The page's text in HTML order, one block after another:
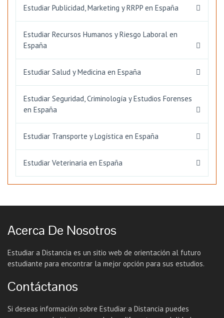
Estudiar Publicidad, Marketing y RRPP en España
Estudiar Recursos Humanos y Riesgo Laboral en
España
Estudiar Salud y Medicina en España
Estudiar Seguridad, Criminología y Estudios Forenses
en España
Estudiar Transporte y Logística en España
Estudiar Veterinaria en España
Acerca De Nosotros
Estudiar a Distancia es un sitio web de orientación al futuro
estudiante para encontrar la mejor opción para sus estudios.
Contáctanos
Si deseas información sobre Estudiar a Distancia puedes